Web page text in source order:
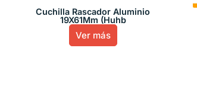
Cuchilla Rascador Aluminio
19X61Mm (Huhb
Ver más